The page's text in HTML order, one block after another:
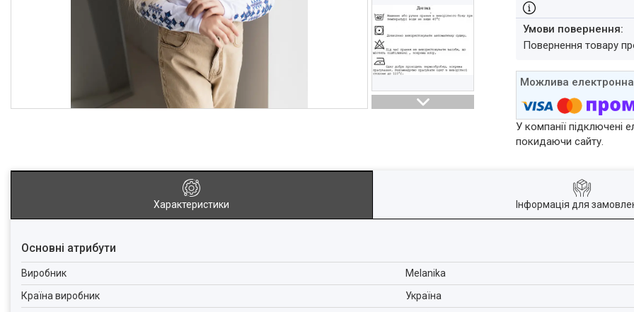
повернення товару
У компанії підключені
покидаючи сайту.
Характеристики Інформація для
Основні атрибути
Виробник
Melanika
Країна виробник
Україна